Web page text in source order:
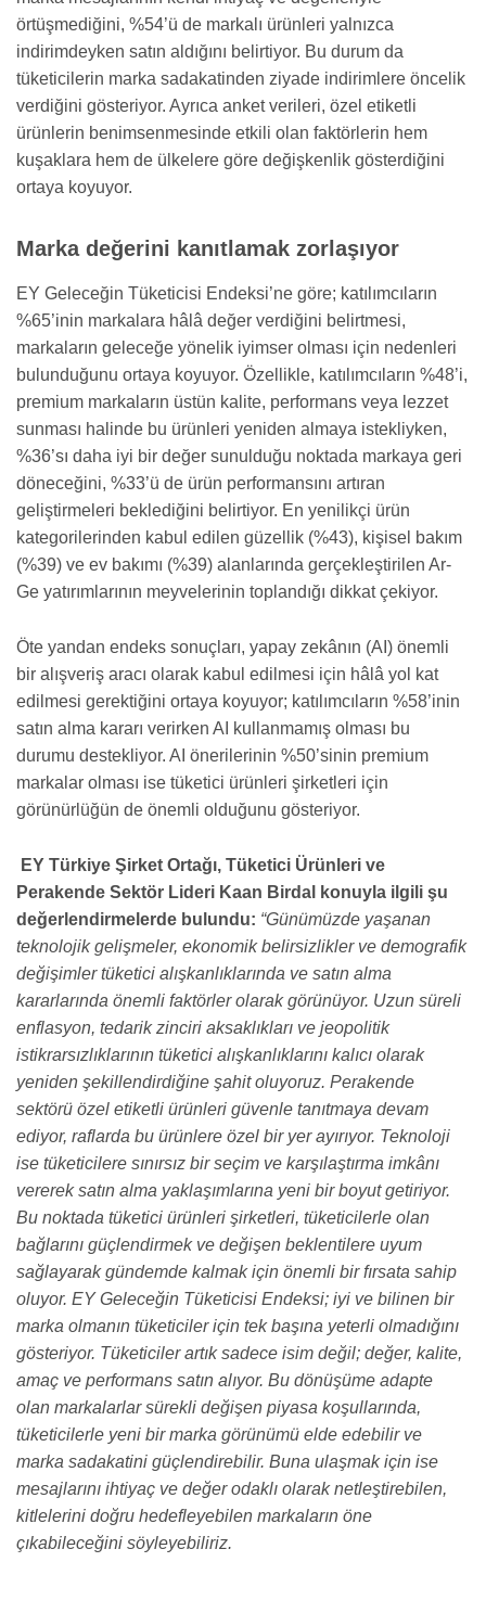
örtüşmediğini, %54’ü de markalı ürünleri yalnızca
indirimdeyken satın aldığını belirtiyor. Bu durum da
tüketicilerin marka sadakatinden ziyade indirimlere öncelik
verdiğini gösteriyor. Ayrıca anket verileri, özel etiketli
ürünlerin benimsenmesinde etkili olan faktörlerin hem
kuşaklara hem de ülkelere göre değişkenlik gösterdiğini
ortaya koyuyor.
Marka değerini kanıtlamak zorlaşıyor
EY Geleceğin Tüketicisi Endeksi’ne göre; katılımcıların
%65’inin markalara hâlâ değer verdiğini belirtmesi,
markaların geleceğe yönelik iyimser olması için nedenleri
bulunduğunu ortaya koyuyor. Özellikle, katılımcıların %48’i,
premium markaların üstün kalite, performans veya lezzet
sunması halinde bu ürünleri yeniden almaya istekliyken,
%36’sı daha iyi bir değer sunulduğu noktada markaya geri
döneceğini, %33’ü de ürün performansını artıran
geliştirmeleri beklediğini belirtiyor. En yenilikçi ürün
kategorilerinden kabul edilen güzellik (%43), kişisel bakım
(%39) ve ev bakımı (%39) alanlarında gerçekleştirilen Ar-
Ge yatırımlarının meyvelerinin toplandığı dikkat çekiyor.
Öte yandan endeks sonuçları, yapay zekânın (AI) önemli
bir alışveriş aracı olarak kabul edilmesi için hâlâ yol kat
edilmesi gerektiğini ortaya koyuyor; katılımcıların %58’inin
satın alma kararı verirken AI kullanmamış olması bu
durumu destekliyor. AI önerilerinin %50’sinin premium
markalar olması ise tüketici ürünleri şirketleri için
görünürlüğün de önemli olduğunu gösteriyor.
EY Türkiye Şirket Ortağı, Tüketici Ürünleri ve
Perakende Sektör Lideri Kaan Birdal konuyla ilgili şu
değerlendirmelerde bulundu: “Günümüzde yaşanan
teknolojik gelişmeler, ekonomik belirsizlikler ve demografik
değişimler tüketici alışkanlıklarında ve satın alma
kararlarında önemli faktörler olarak görünüyor. Uzun süreli
enflasyon, tedarik zinciri aksaklıkları ve jeopolitik
istikrarsızlıklarının tüketici alışkanlıklarını kalıcı olarak
yeniden şekillendirdiğine şahit oluyoruz. Perakende
sektörü özel etiketli ürünleri güvenle tanıtmaya devam
ediyor, raflarda bu ürünlere özel bir yer ayırıyor. Teknoloji
ise tüketicilere sınırsız bir seçim ve karşılaştırma imkânı
vererek satın alma yaklaşımlarına yeni bir boyut getiriyor.
Bu noktada tüketici ürünleri şirketleri, tüketicilerle olan
bağlarını güçlendirmek ve değişen beklentilere uyum
sağlayarak gündemde kalmak için önemli bir fırsata sahip
oluyor. EY Geleceğin Tüketicisi Endeksi; iyi ve bilinen bir
marka olmanın tüketiciler için tek başına yeterli olmadığını
gösteriyor. Tüketiciler artık sadece isim değil; değer, kalite,
amaç ve performans satın alıyor. Bu dönüşüme adapte
olan markalarlar sürekli değişen piyasa koşullarında,
tüketicilerle yeni bir marka görünümü elde edebilir ve
marka sadakatini güçlendirebilir. Buna ulaşmak için ise
mesajlarını ihtiyaç ve değer odaklı olarak netleştirebilen,
kitlelerini doğru hedefleyebilen markaların öne
çıkabileceğini söyleyebiliriz.